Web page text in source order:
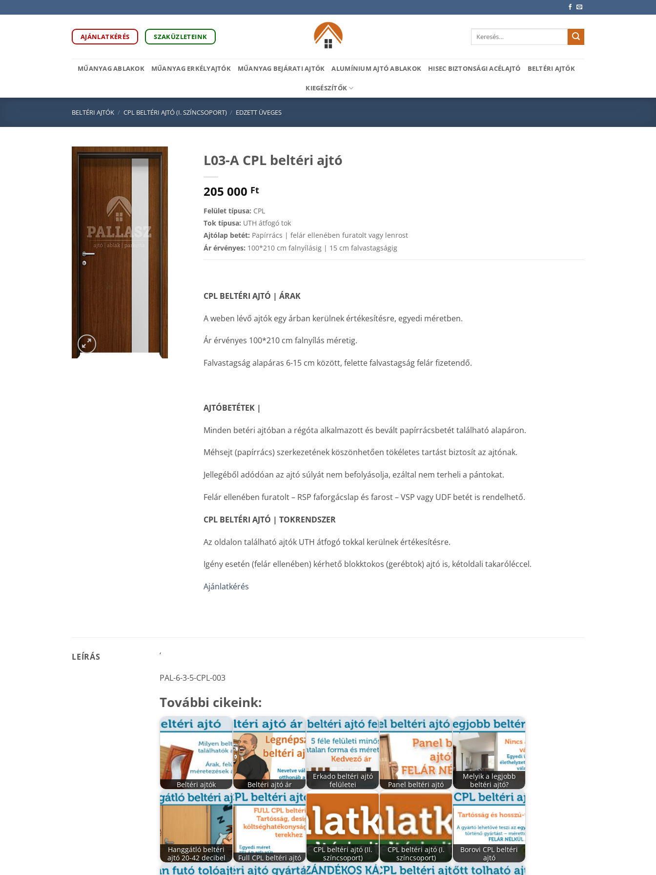
to
AJÁNLATKÉRÉS SZAKÜZLETEINK
Keresés
MŰANYAG ABLAKOK MŰANYAG ERKÉLYAJTÓK MŰANYAG BEJÁRATI AJTÓK ALUMÍNIUM AJTÓ ABLAKOK HISEC BIZTONSÁGI ACÉLAJTÓ BELTÉRI AJTÓK
KIEGÉSZÍTŐK
BELTÉRI AJTÓK / CPL BELTÉRI AJTÓ (I. SZÍNCSOPORT) / EDZETT ÜVEGES
L03-A CPL beltéri ajtó
205 000 Ft
Felület típusa: CPL
Tok típusa: UTH átfogó tok
Ajtólap betét: Papírrács | felár ellenében furatolt vagy lenrost
Ár érvényes: 100*210 cm falnyílásig | 15 cm falvastagságig
CPL BELTÉRI AJTÓ | ÁRAK
A weben lévő ajtók egy árban kerülnek értékesítésre, egyedi méretben.
Ár érvényes 100*210 cm falnyílás méretig.
Falvastagság alapáras 6-15 cm között, felette falvastagság felár fizetendő.
AJTÓBETÉTEK |
Minden betéri ajtóban a régóta alkalmazott és bevált papírrácsbetét található alapáron.
Méhsejt (papírrács) szerkezetének köszönhetően tökéletes tartást biztosít az ajtónak.
Jellegéből adódóan az ajtó súlyát nem befolyásolja, ezáltal nem terheli a pántokat.
Felár ellenében furatolt – RSP faforgácslap és farost – VSP vagy UDF betét is rendelhető.
CPL BELTÉRI AJTÓ | TOKRENDSZER
Az oldalon található ajtók UTH átfogó tokkal kerülnek értékesítésre.
Igény esetén (felár ellenében) kérhető blokktokos (gerébtok) ajtó is, kétoldali takaróléccel.
Ajánlatkérés
LEÍRÁS ‘
PAL-6-3-5-CPL-003
További cikeink:
Beltéri ajtók Beltéri ajtó ár
Erkado beltéri ajtó
felületei
Panel beltéri ajtó
Melyik a legjobb
beltéri ajtó?
Hanggátló beltéri
ajtó 20-42 decibel
Full CPL beltéri ajtó
CPL beltéri ajtó (II.
színcsoport)
CPL beltéri ajtó (I.
színcsoport)
Borovi CPL beltéri
ajtó